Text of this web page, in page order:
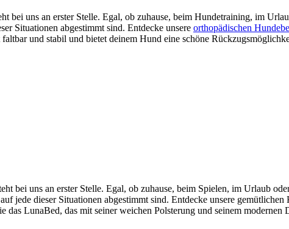
bei uns an erster Stelle. Egal, ob zuhause, beim Hundetraining, im
Situationen abgestimmt sind. Entdecke unsere orthopädischen
faltbar und stabil und bietet deinem Hund eine schöne
bei uns an erster Stelle. Egal, ob zuhause, beim Spielen, im Urlaub
jede dieser Situationen abgestimmt sind. Entdecke unsere
das LunaBed, das mit seiner weichen Polsterung und seinem